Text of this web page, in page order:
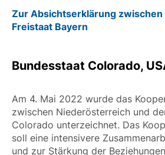
Zur Absichtserklärung zwischen
Freistaat Bayern
Bundesstaat Colorado,
Am 4. Mai 2022 wurde das
zwischen Niederösterreich und
Colorado unterzeichnet. Das
soll eine intensivere
und zur Stärkung der